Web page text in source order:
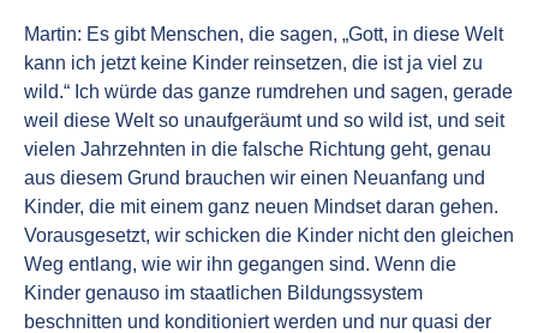
Martin: Es gibt Menschen, die sagen, „Gott, in diese Welt
kann ich jetzt keine Kinder reinsetzen, die ist ja viel zu
wild.“ Ich würde das ganze rumdrehen und sagen, gerade
weil diese Welt so unaufgeräumt und so wild ist, und seit
vielen Jahrzehnten in die falsche Richtung geht, genau
aus diesem Grund brauchen wir einen Neuanfang und
Kinder, die mit einem ganz neuen Mindset daran gehen.
Vorausgesetzt, wir schicken die Kinder nicht den gleichen
Weg entlang, wie wir ihn gegangen sind. Wenn die
Kinder genauso im staatlichen Bildungssystem
beschnitten und konditioniert werden und nur quasi der